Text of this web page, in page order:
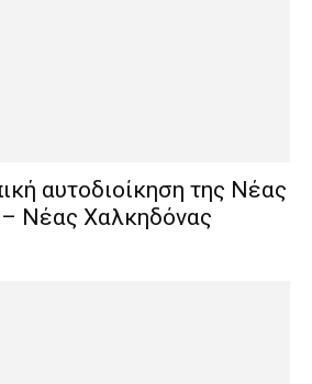
αυτοδιοίκηση της Νέας
Νέας Χαλκηδόνας